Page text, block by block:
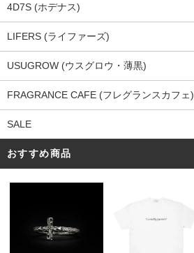
4D7S (ホデナス)
LIFERS (ライファーズ)
USUGROW (ウスグロウ・薄黒)
FRAGRANCE CAFE (フレグランスカフェ)
SALE
おすすめ商品